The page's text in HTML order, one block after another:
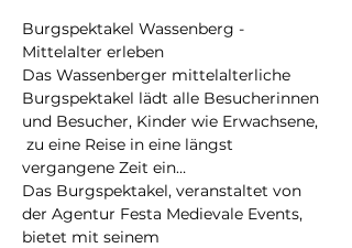
Burgspektakel Wassenberg -
Mittelalter erleben
Das Wassenberger mittelalterliche
Burgspektakel lädt alle Besucherinnen
und Besucher, Kinder wie Erwachsene,
zu eine Reise in eine längst
vergangene Zeit ein…
Das Burgspektakel, veranstaltet von
der Agentur Festa Medievale Events,
bietet mit seinem